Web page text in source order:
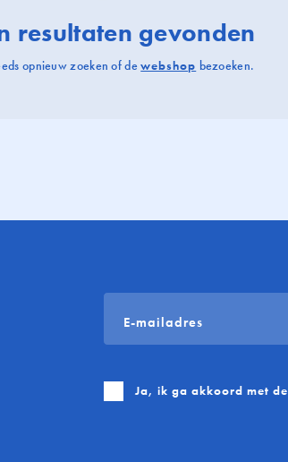
resultaten gevonden
opnieuw zoeken of dewebshop bezoeken.
E-
mailadres
Ja, ik ga akkoord met de